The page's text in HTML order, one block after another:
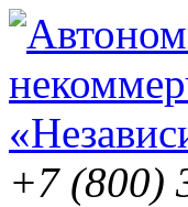
+7 (800)